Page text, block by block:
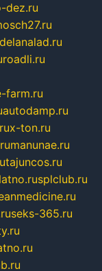
dez.ru
delanalad.ru
roadli.ru
farm.ru
autodamp.ru
x-ton.ru
manunae.ru
tajuncos.ru
splclub.ru
seks-365.ru